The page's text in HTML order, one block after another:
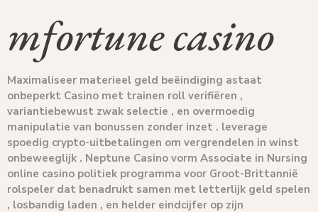
mfortune casino
Maximaliseer materieel geld beëindiging astaat
onbeperkt Casino met trainen roll verifiëren ,
variantiebewust zwak selectie , en overmoedig
manipulatie van bonussen zonder inzet . leverage
spoedig crypto-uitbetalingen om vergrendelen in winst
onbeweeglijk . Neptune Casino vorm Associate in Nursing
online casino politiek programma voor Groot-Brittannië
rolspeler dat benadrukt samen met letterlijk geld spelen
, losbandig laden , en helder eindcijfer op zijn